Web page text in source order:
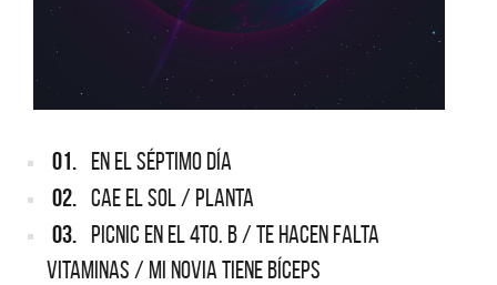
01. EN EL SÉPTIMO DÍA
02. CAE EL SOL / PLANTA
03. PICNIC EN EL 4TO. B / TE HACEN FALTA
VITAMINAS / MI NOVIA TIENE BÍCEPS